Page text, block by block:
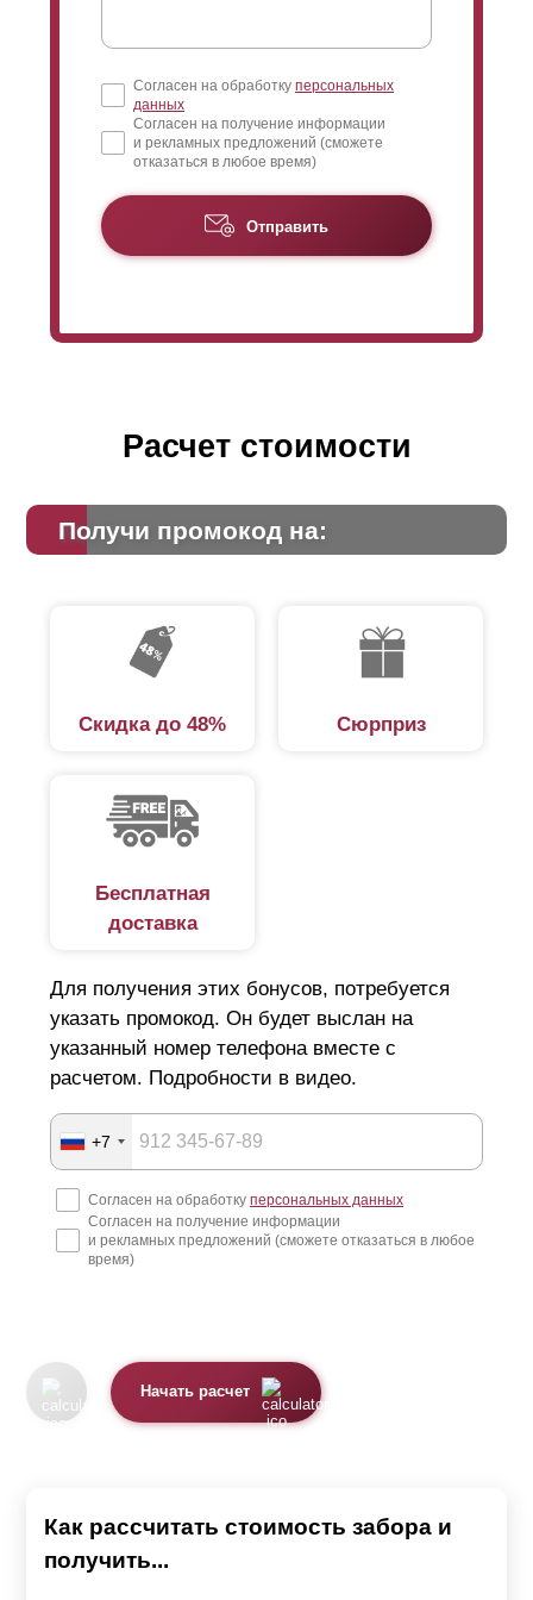
Согласен на обработку персональных
данных
Согласен на получение информации
и рекламных предложений (сможете
отказаться в любое время)
Отправить
Расчет стоимости
Получи промокод на:
Скидка до 48% Сюрприз
Бесплатная
доставка
Для получения этих бонусов, потребуется
указать промокод. Он будет выслан на
указанный номер телефона вместе с
расчетом. Подробности в видео.
+7
Согласен на обработку персональных данных
Согласен на получение информации
и рекламных предложений (сможете отказаться в любое
время)
Начать расчет
Как рассчитать стоимость забора и
получить...